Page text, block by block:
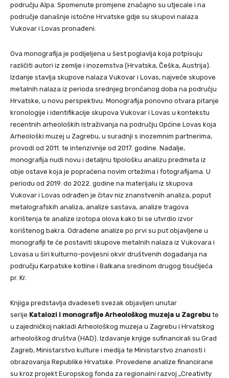
području Alpa. Spomenute promjene značajno su utjecale i na
područje današnje istočne Hrvatske gdje su skupovi nalaza
Vukovar i Lovas pronađeni.
Ova monografija je podijeljena u šest poglavlja koja potpisuju
različiti autori iz zemlje i inozemstva (Hrvatska, Češka, Austrija).
Izdanje stavlja skupove nalaza Vukovar i Lovas, najveće skupove
metalnih nalaza iz perioda srednjeg brončanog doba na području
Hrvatske, u novu perspektivu. Monografija ponovno otvara pitanje
kronologije i identifikacije skupova Vukovar i Lovas u kontekstu
recentnih arheoloških istraživanja na području Općine Lovas koja
Arheološki muzej u Zagrebu, u suradnji s inozemnim partnerima,
provodi od 2011. te intenzivnije od 2017. godine. Nadalje,
monografija nudi novu i detaljnu tipološku analizu predmeta iz
obje ostave koja je popraćena novim crtežima i fotografijama. U
periodu od 2019. do 2022. godine na materijalu iz skupova
Vukovar i Lovas odrađen je čitav niz znanstvenih analiza, poput
metalografskih analiza, analize sastava, analize tragova
korištenja te analize izotopa olova kako bi se utvrdio izvor
korištenog bakra. Odrađene analize po prvi su put objavljene u
monografiji te će postaviti skupove metalnih nalaza iz Vukovara i
Lovasa u širi kulturno-povijesni okvir društvenih događanja na
području Karpatske kotline i Balkana sredinom drugog tisućljeća
pr. Kr.
Knjiga predstavlja dvadeseti svezak objavljen unutar
serije Katalozi i monografije Arheološkog muzeja u Zagrebu te
u zajedničkoj nakladi Arheološkog muzeja u Zagrebu i Hrvatskog
arheološkog društva (HAD). Izdavanje knjige sufinancirali su Grad
Zagreb, Ministarstvo kulture i medija te Ministarstvo znanosti i
obrazovanja Republike Hrvatske. Provedene analize financirane
su kroz projekt Europskog fonda za regionalni razvoj „Creativity